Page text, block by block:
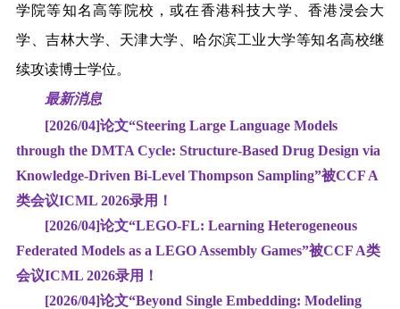
学院等知名高等院校，或在香港科技大学、香港浸会大
学、吉林大学、天津大学、哈尔滨工业大学等知名高校继
续攻读博士学位。
最新消息
[2026/04]论文“Steering Large Language Models
through the DMTA Cycle: Structure-Based Drug Design via
Knowledge-Driven Bi-Level Thompson Sampling”被CCF A
类会议ICML 2026录用 ！
[2026/04]论文“LEGO-FL: Learning Heterogeneous
Federated Models as a LEGO Assembly Games”被CCF A类
会议ICML 2026录用 ！
[2026/04]论文“Beyond Single Embedding: Modeling